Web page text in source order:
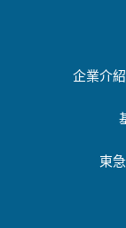
企業介紹
東